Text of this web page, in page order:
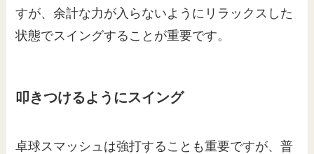
すが、余計な力が入らないようにリラックスした
状態でスイングすることが重要です。
叩きつけるようにスイング
卓球スマッシュは強打することも重要ですが、普